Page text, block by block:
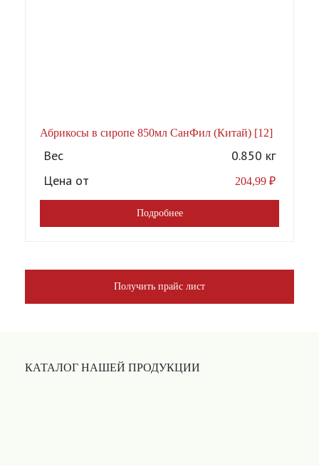
Абрикосы в сиропе 850мл СанФил (Китай) [12]
Вес
0.850 кг
Цена от
204,99 ₽
Подробнее
Получить прайс лист
КАТАЛОГ НАШЕЙ ПРОДУКЦИИ